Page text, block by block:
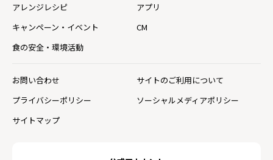
アレンジレシピ
アプリ
キャンペーン・イベント
CM
食の安全・環境活動
お問い合わせ
サイトのご利用について
プライバシーポリシー
ソーシャルメディアポリシー
サイトマップ